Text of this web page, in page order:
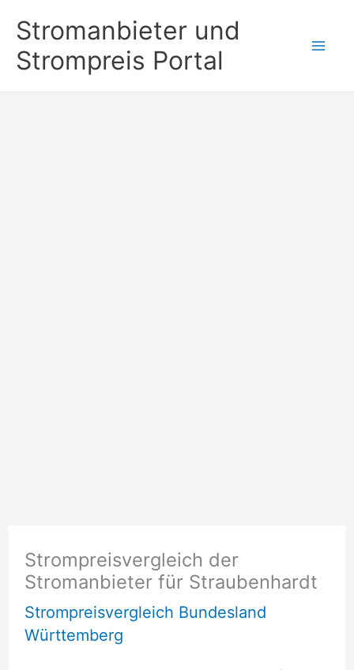
Inhalt
springen
Stromanbieter und
Strompreis Portal
Strompreisvergleich der
Stromanbieter für Straubenhardt
Strompreisvergleich Bundesland
Württemberg